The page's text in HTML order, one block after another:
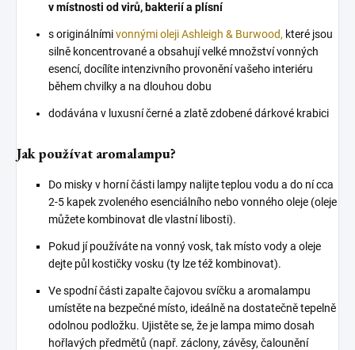
v místnosti od virů, bakterií a plísní
s originálnímivonnými oleji Ashleigh & Burwood, které jsou
silně koncentrované a obsahují velké množství vonných
esencí, docílíte intenzivního provonění vašeho interiéru
během chvilky a na dlouhou dobu
dodávána v luxusní černé a zlatě zdobené dárkové krabici
Jak používat aromalampu?
Do misky v horní části lampy nalijte teplou vodu a do ní cca
2-5 kapek zvoleného esenciálního nebo vonného oleje (oleje
můžete kombinovat dle vlastní libosti).
Pokud jí používáte na vonný vosk, tak místo vody a oleje
dejte půl kostičky vosku (ty lze též kombinovat).
Ve spodní části zapalte čajovou svíčku a aromalampu
umístěte na bezpečné místo, ideálně na dostatečně tepelně
odolnou podložku. Ujistěte se, že je lampa mimo dosah
hořlavých předmětů (např. záclony, závěsy, čalounění